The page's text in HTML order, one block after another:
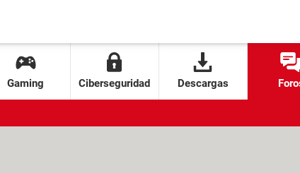
Gaming Ciberseguridad Descargas